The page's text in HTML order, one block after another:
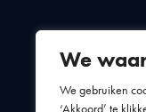
We
We gebruiken
‘Akkoord’ te
Algemene